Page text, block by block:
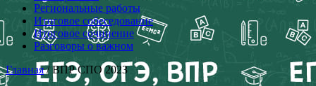
Региональные работы
Итоговое собеседование
Итоговое сочинение
Разговоры о важном
Главная/ ВПР СПО 2023